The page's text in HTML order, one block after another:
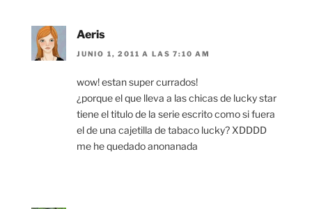
Aeris
JUNIO 1, 2011 A LAS 7:10 AM
wow! estan super currados!
¿porque el que lleva a las chicas de lucky star
tiene el titulo de la serie escrito como si fuera
el de una cajetilla de tabaco lucky? XDDDD
me he quedado anonanada